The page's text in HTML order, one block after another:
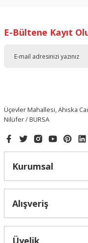
E-Bültene Kayıt
Üçevler Mahallesi, Ahıska
Nilüfer / BURSA
Kurumsal
Alışveriş
Üyelik